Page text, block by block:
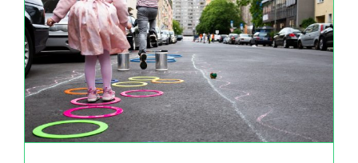
WASSERWERK: OPENING!
HINGEHEN Netzwerk